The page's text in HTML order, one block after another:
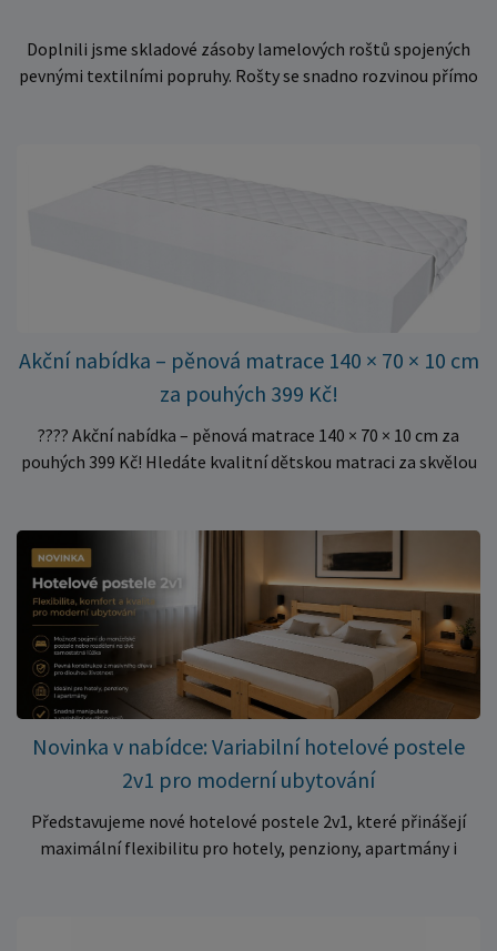
Doplnili jsme skladové zásoby lamelových roštů spojených
pevnými textilními popruhy. Rošty se snadno rozvinou přímo
množství kusů, proto můžeme objednávky rychle expedovat.
Vyberte si vhodný rozměr a dopřejte své matraci kvalitní
podklad za výhodnou cenu.
Akční nabídka – pěnová matrace 140 × 70 × 10 cm
za pouhých 399 Kč!
???? Akční nabídka – pěnová matrace 140 × 70 × 10 cm za
pouhých 399 Kč! Hledáte kvalitní dětskou matraci za skvělou
✅ Pohodlné pěnové jádro pro komfortní spánek dítěte ✅
Skvělá volba do dětských postýlek ✅ Výjimečně výhodná cena
– jen 399 Kč Využijte této mimořádné nabídky a pořiďte
kvalitní matraci za cenu, která patří k nejvýhodnějším na
trhu. Akce platí pouze do vyprodání zásob. Nakupujte chytře a
ušetřete!
Novinka v nabídce: Variabilní hotelové postele
2v1 pro moderní ubytování
Představujeme nové hotelové postele 2v1, které přinášejí
maximální flexibilitu pro hotely, penziony, apartmány i